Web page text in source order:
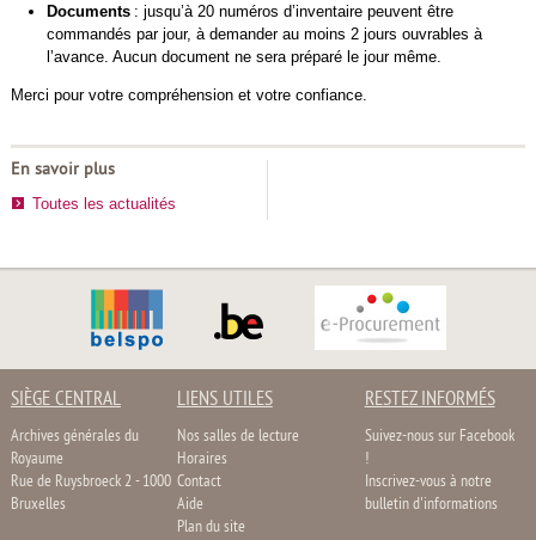
Documents: jusqu’à 20 numéros d’inventairepeuvent être
commandés par jour, à demander au moins 2 jours ouvrables à
l’avance. Aucun document ne sera préparé le jour même.
Merci pour votre compréhension et votre confiance.
En savoir plus
Toutes les actualités
SIÈGE CENTRAL
Archives générales du
Royaume
Rue de Ruysbroeck 2 - 1000
Bruxelles
LIENS UTILES
Nos salles de lecture
Horaires
Contact
Aide
Plan du site
RESTEZ INFORMÉS
Suivez-nous sur Facebook
!
Inscrivez-vous à notre
bulletin d'informations